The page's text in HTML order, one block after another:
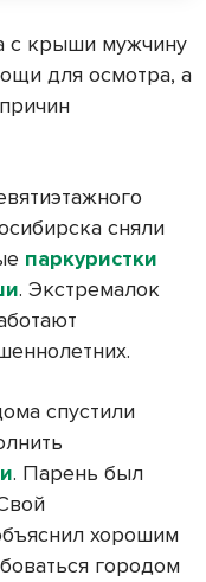
с крыши мужчину
для осмотра, а
сняли
паркуристки
. Экстремалок
спустили
. Парень был
хорошим
городом